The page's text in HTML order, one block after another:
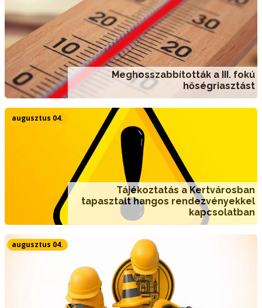
Meghosszabbították a III. fokú
hőségriasztást
Tájékoztatás a Kertvárosban
tapasztalt hangos rendezvényekkel
kapcsolatban
augusztus 04.
augusztus 04.